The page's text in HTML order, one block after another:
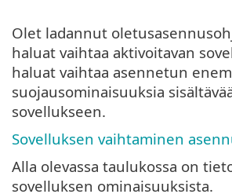
Olet ladannut
haluat vaihtaa aktivoitavan
haluat vaihtaa asennetun
suojausominaisuuksia
sovellukseen.
Sovelluksen vaihtaminen
Alla olevassa taulukossa on
sovelluksen ominaisuuksista.